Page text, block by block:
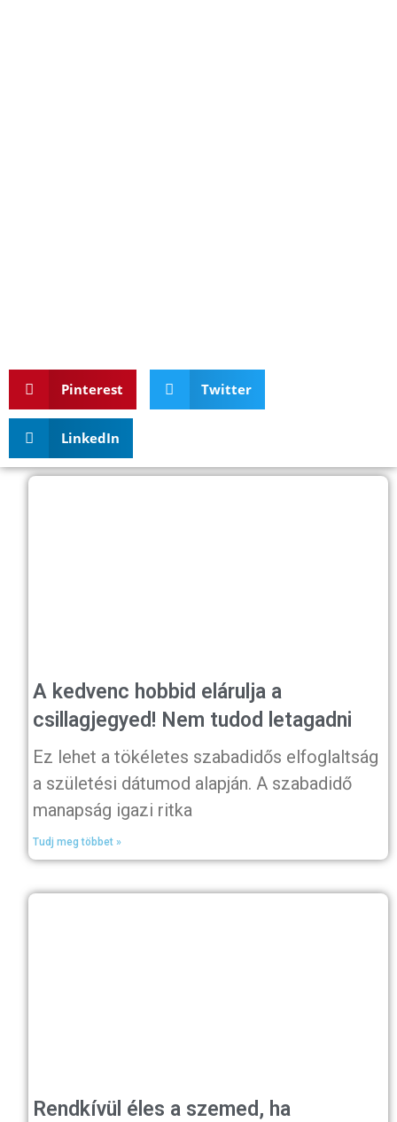
Pinterest Twitter
LinkedIn
A kedvenc hobbid elárulja a
csillagjegyed! Nem tudod letagadni
Ez lehet a tökéletes szabadidős elfoglaltság
a születési dátumod alapján. A szabadidő
manapság igazi ritka
Tudj meg többet »
Rendkívül éles a szemed, ha